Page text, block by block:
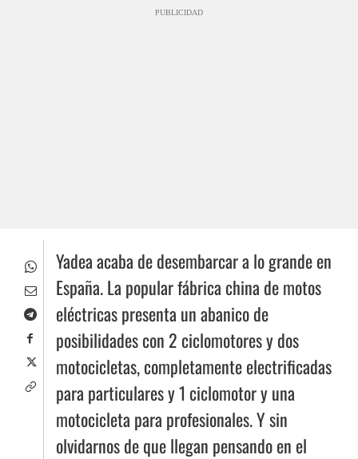
PUBLICIDAD
Yadea acaba de desembarcar a lo grande en
España. La popular fábrica china de motos
eléctricas presenta un abanico de
posibilidades con 2 ciclomotores y dos
motocicletas, completamente electrificadas
para particulares y 1 ciclomotor y una
motocicleta para profesionales. Y sin
olvidarnos de que llegan pensando en el